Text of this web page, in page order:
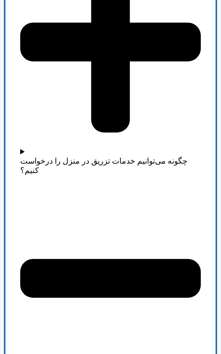
چگونه می‌توانیم خدمات تزریق در منزل را درخواست
کنیم؟